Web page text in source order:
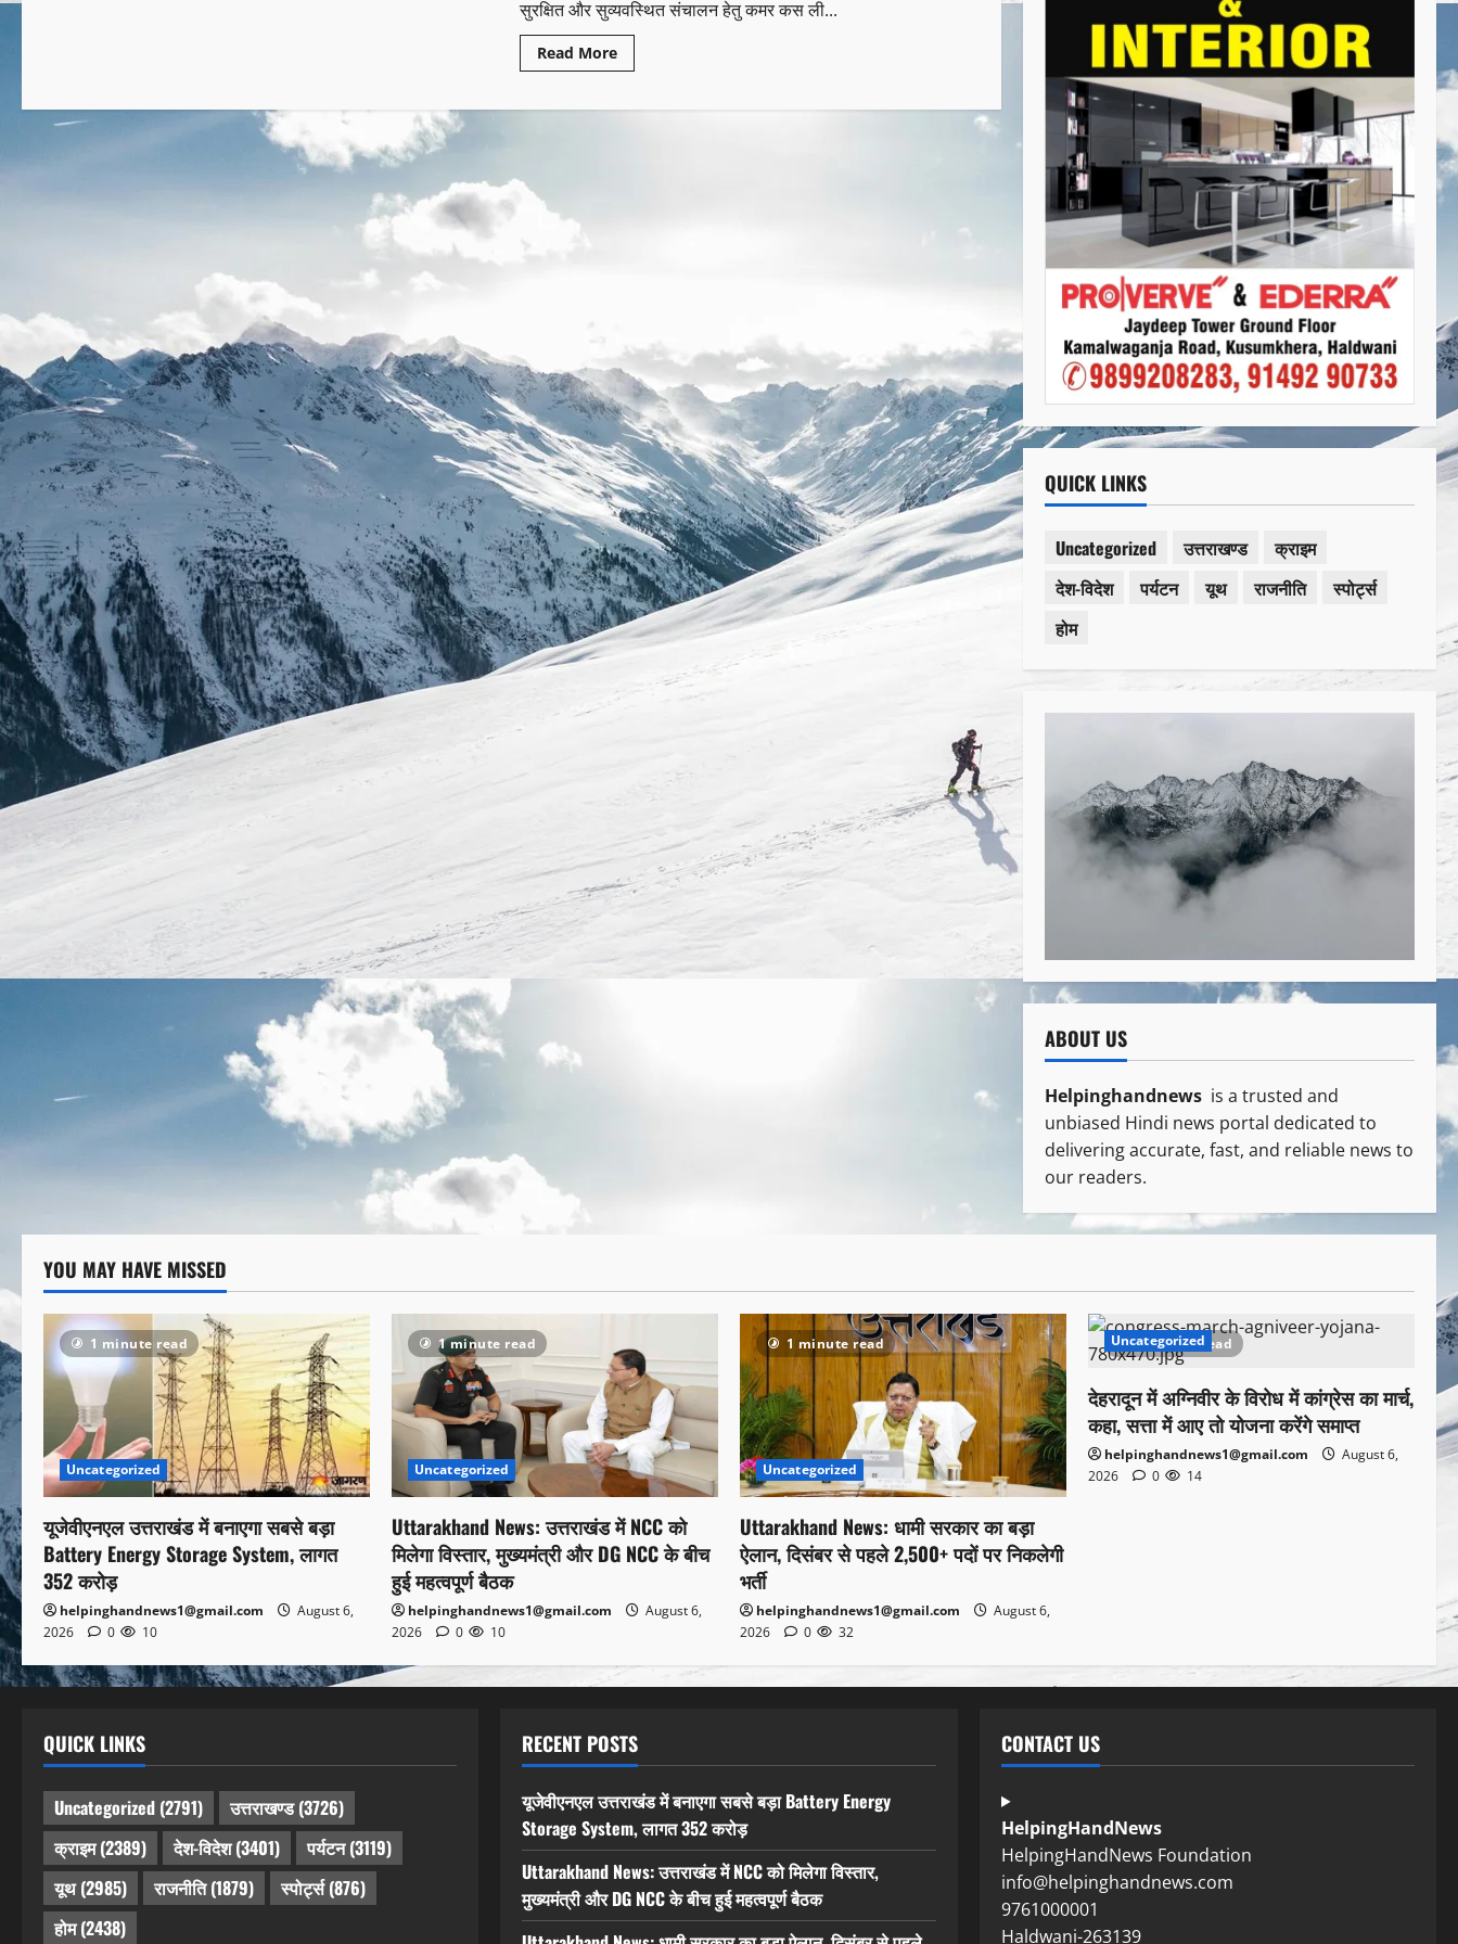
सुरक्षित और सुव्यवस्थित संचालन हेतु कमर कस ली...
Read More
QUICK LINKS
Uncategorized उत्तराखण्ड
क्राइम
देश-विदेश
पर्यटन यूथ राजनीति
स्पोर्ट्स
होम
ABOUT US
Helpinghandnews is a trusted and
unbiased Hindi news portal dedicated to
delivering accurate, fast, and reliable news to
our readers.
YOU MAY HAVE MISSED
1 minute read
Uncategorized
यूजेवीएनएल उत्तराखंड में बनाएगा सबसे बड़ा
Battery Energy Storage System, लागत
352 करोड़
helpinghandnews1@gmail.com
August 6,
2026
0 10
1 minute read
Uncategorized
Uttarakhand News: उत्तराखंड में NCC को
मिलेगा विस्तार, मुख्यमंत्री और DG NCC के बीच
हुई महत्वपूर्ण बैठक
helpinghandnews1@gmail.com
August 6,
2026
0 10
1 minute read
Uncategorized
Uttarakhand News: धामी सरकार का बड़ा
ऐलान, दिसंबर से पहले 2,500+ पदों पर निकलेगी
भर्ती
helpinghandnews1@gmail.com
August 6,
2026
0 32
1 minute read
Uncategorized
देहरादून में अग्निवीर के विरोध में कांग्रेस का मार्च,
कहा, सत्ता में आए तो योजना करेंगे समाप्त
helpinghandnews1@gmail.com
August 6,
2026
0 14
QUICK LINKS
Uncategorized (2791) उत्तराखण्ड(3726)
क्राइम(2389) देश-विदेश(3401) पर्यटन(3119)
यूथ(2985) राजनीति(1879) स्पोर्ट्स(876)
होम(2438)
RECENT POSTS
यूजेवीएनएल उत्तराखंड में बनाएगा सबसे बड़ा Battery Energy
Storage System, लागत 352 करोड़
Uttarakhand News: उत्तराखंड में NCC को मिलेगा विस्तार,
मुख्यमंत्री और DG NCC के बीच हुई महत्वपूर्ण बैठक
CONTACT US
HelpingHandNews
HelpingHandNews Foundation
info@helpinghandnews.com
9761000001
Haldwani-263139